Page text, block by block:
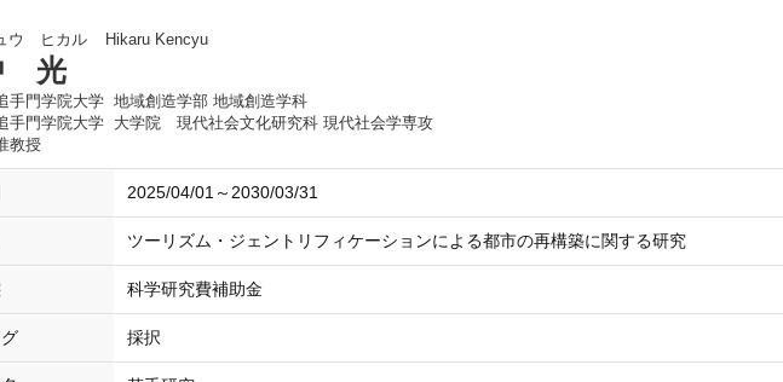
ウ ヒカル Hikaru Kencyu
光
手門学院大学 地域創造学部 地域創造学科
手門学院大学 大学院 現代社会文化研究科 現代社会学専攻
教授
2025/04/01～2030/03/31
ツーリズム・ジェントリフィケーションによる都市の再構築に関する研究
科学研究費補助金
採択